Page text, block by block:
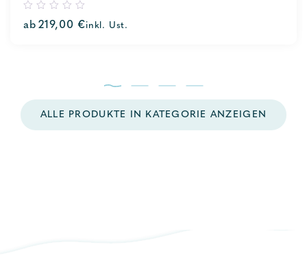
out
ab 219,00€inkl. Ust.
ALLE PRODUKTE IN KATEGORIE ANZEIGEN